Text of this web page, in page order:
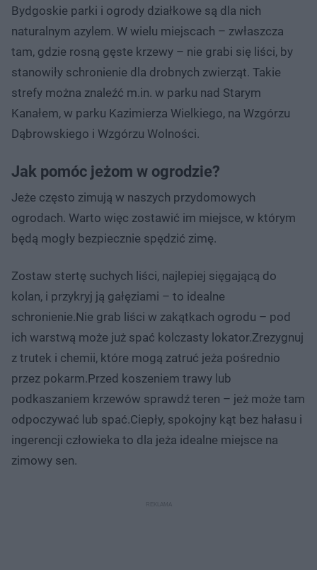
Bydgoskie parki i ogrody działkowe są dla nich
naturalnym azylem. W wielu miejscach – zwłaszcza
tam, gdzie rosną gęste krzewy – nie grabi się liści, by
stanowiły schronienie dla drobnych zwierząt. Takie
strefy można znaleźć m.in. w parku nad Starym
Kanałem, w parku Kazimierza Wielkiego, na Wzgórzu
Dąbrowskiego i Wzgórzu Wolności.
Jak pomóc jeżom w ogrodzie?
Jeże często zimują w naszych przydomowych
ogrodach. Warto więc zostawić im miejsce, w którym
będą mogły bezpiecznie spędzić zimę.
Zostaw stertę suchych liści, najlepiej sięgającą do
kolan, i przykryj ją gałęziami – to idealne
schronienie.Nie grab liści w zakątkach ogrodu – pod
ich warstwą może już spać kolczasty lokator.Zrezygnuj
z trutek i chemii, które mogą zatruć jeża pośrednio
przez pokarm.Przed koszeniem trawy lub
podkaszaniem krzewów sprawdź teren – jeż może tam
odpoczywać lub spać.Ciepły, spokojny kąt bez hałasu i
ingerencji człowieka to dla jeża idealne miejsce na
zimowy sen.